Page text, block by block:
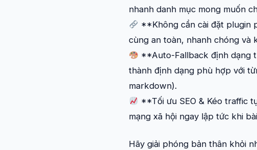
nhanh danh mục mong muốn
**Không cần cài đặt plugin
cùng an toàn, nhanh chóng và
**Auto-Fallback định dạng
thành định dạng phù hợp với
markdown).
**Tối ưu SEO & Kéo traffic
mạng xã hội ngay lập tức khi
Hãy giải phóng bản thân khỏi